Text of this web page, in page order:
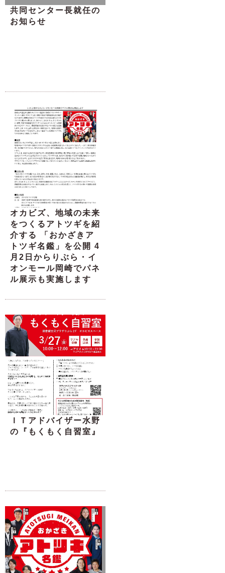
共同センター長就任の
お知らせ
オカビズ、地域の未来
をつくるアトツギを紹
介する 「おかざきア
トツギ名鑑」を公開 4
月2日からりぶら・イ
オンモール岡崎でパネ
ル展示も実施します
ＩＴアドバイザー水野
の『もくもく自習室』